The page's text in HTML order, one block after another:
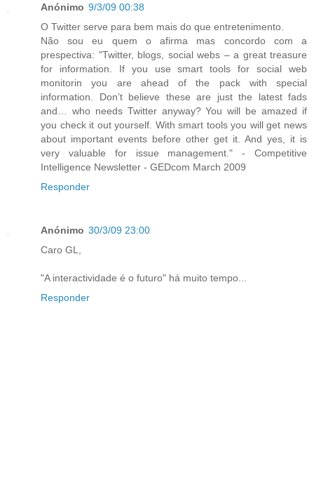
Anónimo 9/3/09 00:38
O Twitter serve para bem mais do que entretenimento.
Não sou eu quem o afirma mas concordo com a
prespectiva: "Twitter, blogs, social webs – a great treasure
for information. If you use smart tools for social web
monitorin you are ahead of the pack with special
information. Don’t believe these are just the latest fads
and… who needs Twitter anyway? You will be amazed if
you check it out yourself. With smart tools you will get news
about important events before other get it. And yes, it is
very valuable for issue management." - Competitive
Intelligence Newsletter - GEDcom March 2009
Responder
Anónimo 30/3/09 23:00
Caro GL,
"A interactividade é o futuro" há muito tempo...
Responder